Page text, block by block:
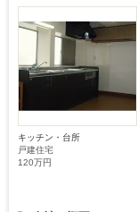
キッチン・台所
戸建住宅
120万円